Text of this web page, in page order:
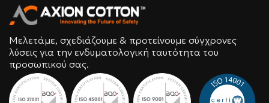
Μελετάμε, σχεδιάζουμε & προτείνουμε σύγχρονες
λύσεις για την ενδυματολογική ταυτότητα του
προσωπικού σας.